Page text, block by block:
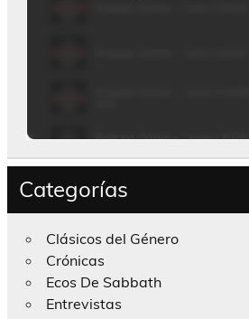
Categorías
Clásicos del Género
Crónicas
Ecos De Sabbath
Entrevistas